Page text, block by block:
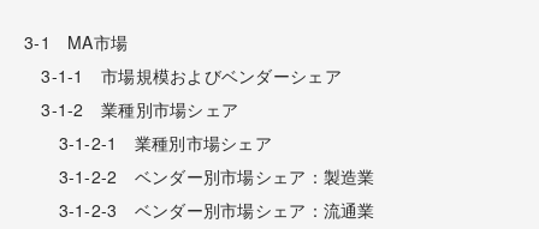
3-1 MA市場
3-1-1 市場規模およびベンダーシェア
3-1-2 業種別市場シェア
3-1-2-1 業種別市場シェア
3-1-2-2 ベンダー別市場シェア：製造業
3-1-2-3 ベンダー別市場シェア：流通業